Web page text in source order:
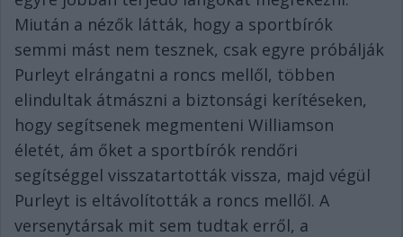
Miután a nézők látták, hogy a sportbírók
semmi mást nem tesznek, csak egyre próbálják
Purleyt elrángatni a roncs mellől, többen
elindultak átmászni a biztonsági kerítéseken,
hogy segítsenek megmenteni Williamson
életét, ám őket a sportbírók rendőri
segítséggel visszatartották vissza, majd végül
Purleyt is eltávolították a roncs mellől. A
versenytársak mit sem tudtak erről, a